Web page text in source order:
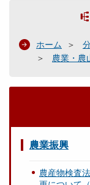
ホーム
農業・農
農業振興
農産物検査